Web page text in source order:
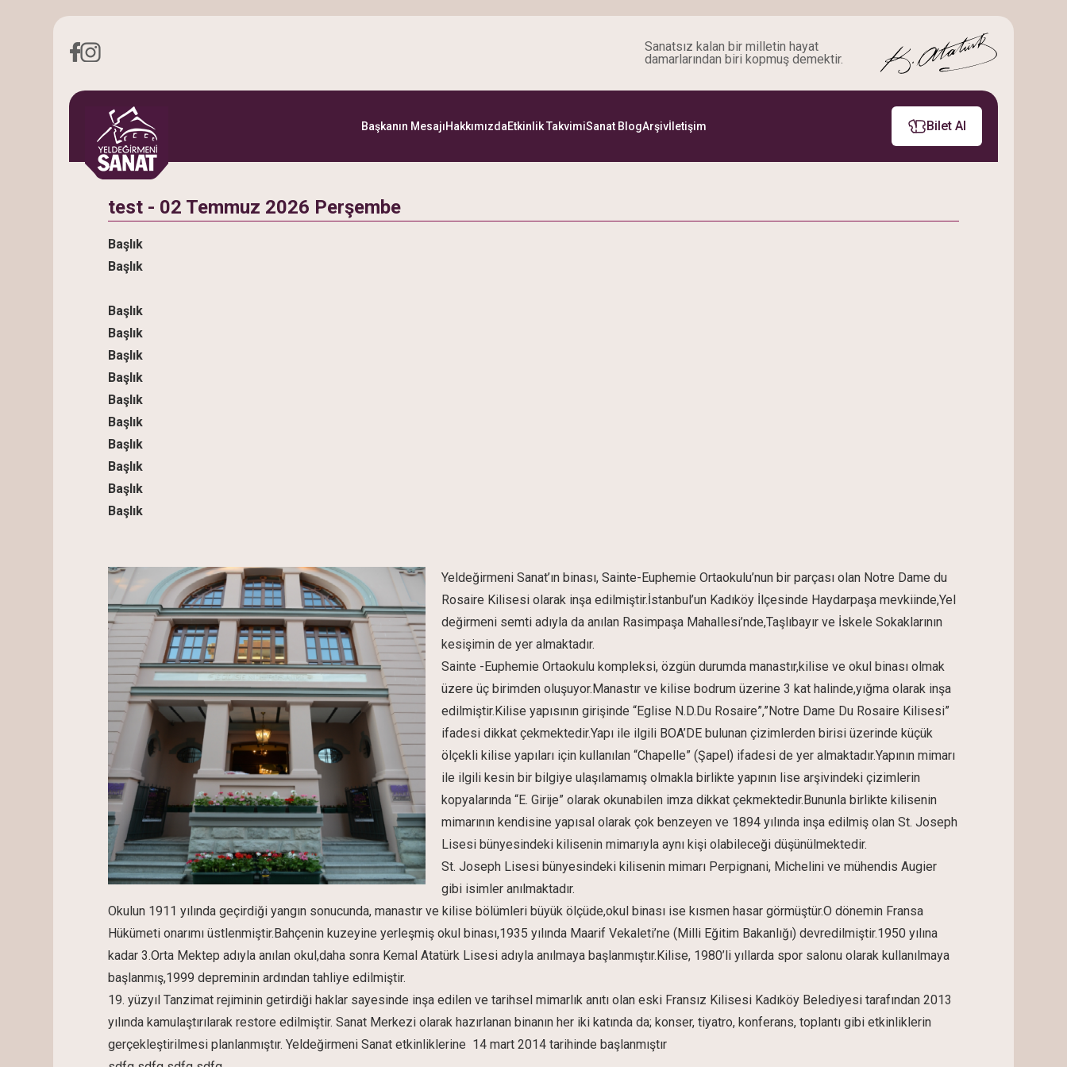
Sanatsız kalan bir milletin hayat
damarlarından biri kopmuş demektir.
Başkanın MesajıHakkımızdaEtkinlik TakvimiSanat BlogArşivİletişim Bilet Al
test - 02 Temmuz 2026 Perşembe
Başlık
Başlık
Başlık
Başlık
Başlık
Başlık
Başlık
Başlık
Başlık
Başlık
Başlık
Başlık
Yeldeğirmeni Sanat’ın binası, Sainte-Euphemie Ortaokulu’nun bir parçası olan Notre Dame du
Rosaire Kilisesi olarak inşa edilmiştir.İstanbul’un Kadıköy İlçesinde Haydarpaşa mevkiinde,Yel
değirmeni semti adıyla da anılan Rasimpaşa Mahallesi’nde,Taşlıbayır ve İskele Sokaklarının
kesişimin de yer almaktadır.
Sainte -Euphemie Ortaokulu kompleksi, özgün durumda manastır,kilise ve okul binası olmak
üzere üç birimden oluşuyor.Manastır ve kilise bodrum üzerine 3 kat halinde,yığma olarak inşa
edilmiştir.Kilise yapısının girişinde “Eglise N.D.Du Rosaire”,”Notre Dame Du Rosaire Kilisesi”
ifadesi dikkat çekmektedir.Yapı ile ilgili BOA’DE bulunan çizimlerden birisi üzerinde küçük
ölçekli kilise yapıları için kullanılan “Chapelle” (Şapel) ifadesi de yer almaktadır.Yapının mimarı
ile ilgili kesin bir bilgiye ulaşılamamış olmakla birlikte yapının lise arşivindeki çizimlerin
kopyalarında “E. Girije” olarak okunabilen imza dikkat çekmektedir.Bununla birlikte kilisenin
mimarının kendisine yapısal olarak çok benzeyen ve 1894 yılında inşa edilmiş olan St. Joseph
Lisesi bünyesindeki kilisenin mimarıyla aynı kişi olabileceği düşünülmektedir.
St. Joseph Lisesi bünyesindeki kilisenin mimarı Perpignani, Michelini ve mühendis Augier
gibi isimler anılmaktadır.
Okulun 1911 yılında geçirdiği yangın sonucunda, manastır ve kilise bölümleri büyük ölçüde,okul binası ise kısmen hasar görmüştür.O dönemin Fransa
Hükümeti onarımı üstlenmiştir.Bahçenin kuzeyine yerleşmiş okul binası,1935 yılında Maarif Vekaleti’ne (Milli Eğitim Bakanlığı) devredilmiştir.1950 yılına
kadar 3.Orta Mektep adıyla anılan okul,daha sonra Kemal Atatürk Lisesi adıyla anılmaya başlanmıştır.Kilise, 1980’li yıllarda spor salonu olarak kullanılmaya
başlanmış,1999 depreminin ardından tahliye edilmiştir.
19. yüzyıl Tanzimat rejiminin getirdiği haklar sayesinde inşa edilen ve tarihsel mimarlık anıtı olan eski Fransız Kilisesi Kadıköy Belediyesi tarafından 2013
yılında kamulaştırılarak restore edilmiştir. Sanat Merkezi olarak hazırlanan binanın her iki katında da; konser, tiyatro, konferans, toplantı gibi etkinliklerin
gerçekleştirilmesi planlanmıştır. Yeldeğirmeni Sanat etkinliklerine 14 mart 2014 tarihinde başlanmıştır